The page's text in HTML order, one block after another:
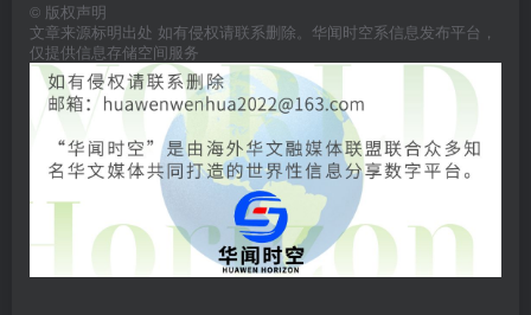
© 版权声明
文章来源标明出处 如有侵权请联系删除。华闻时空系信息发布平台，
仅提供信息存储空间服务